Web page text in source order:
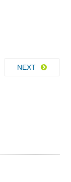
NEXT